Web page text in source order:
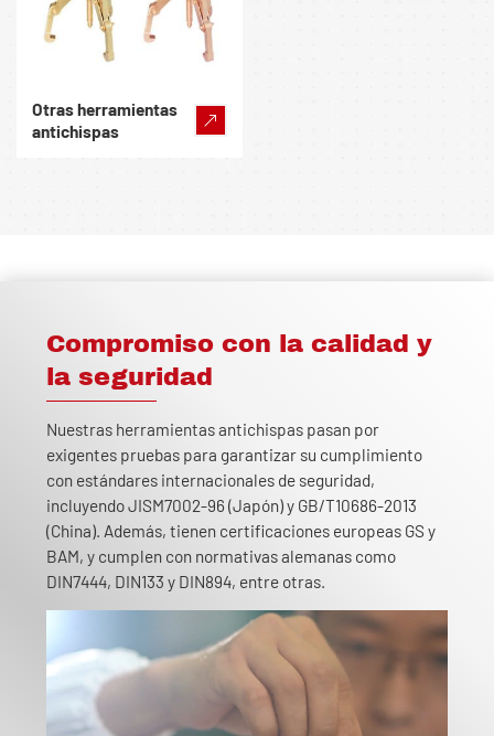
Otras herramientas
antichispas
Compromiso con la calidad y
la seguridad
Nuestras herramientas antichispas pasan por
exigentes pruebas para garantizar su cumplimiento
con estándares internacionales de seguridad,
incluyendo JISM7002-96 (Japón) y GB/T10686-2013
(China). Además, tienen certificaciones europeas GS y
BAM, y cumplen con normativas alemanas como
DIN7444, DIN133 y DIN894, entre otras.